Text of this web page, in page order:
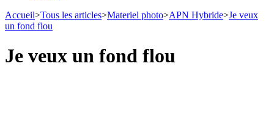
Accueil>Tous les articles>Materiel photo>APN Hybride>Je veux
un fond flou
Je veux un fond flou